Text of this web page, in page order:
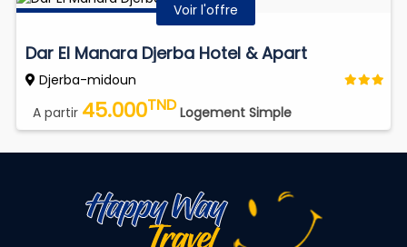
Voir l'offre
Dar El Manara Djerba Hotel & Apart
Djerba-midoun
A partir 45.000TND Logement Simple